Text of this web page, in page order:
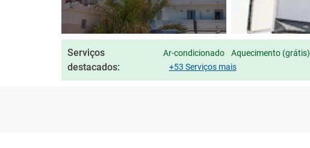
Serviços
destacados:
Ar-condicionado Aquecimento (grátis)
+53 Serviços mais